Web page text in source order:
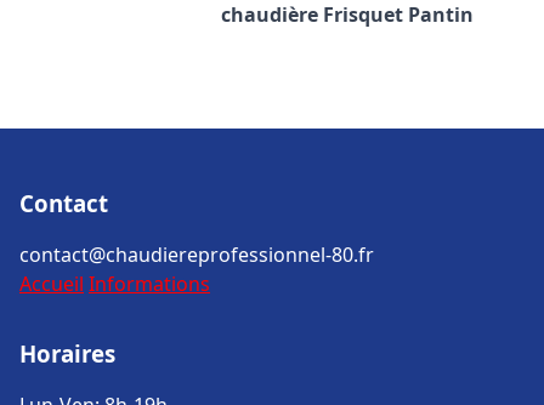
chaudière Frisquet Pantin
Contact
contact@chaudiereprofessionnel-80.fr
Accueil Informations
Horaires